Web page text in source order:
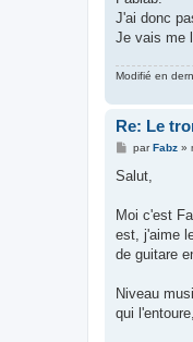
J'ai donc
Je vais me
Modifié en
Re: Le
M
s
g
parFabz»
Salut,
Moi c'est
est, j'aime
de guitare
Niveau
qui